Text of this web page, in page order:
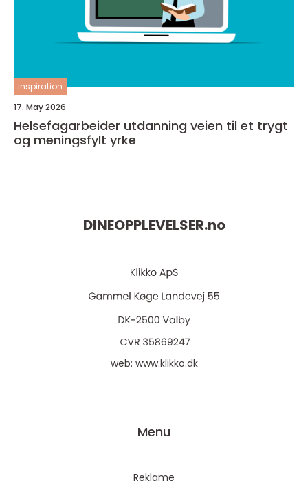
inspiration
17. May 2026
Helsefagarbeider utdanning veien til et trygt
og meningsfylt yrke
DINEOPPLEVELSER.no
web: www.klikko.dk
Menu
Reklame